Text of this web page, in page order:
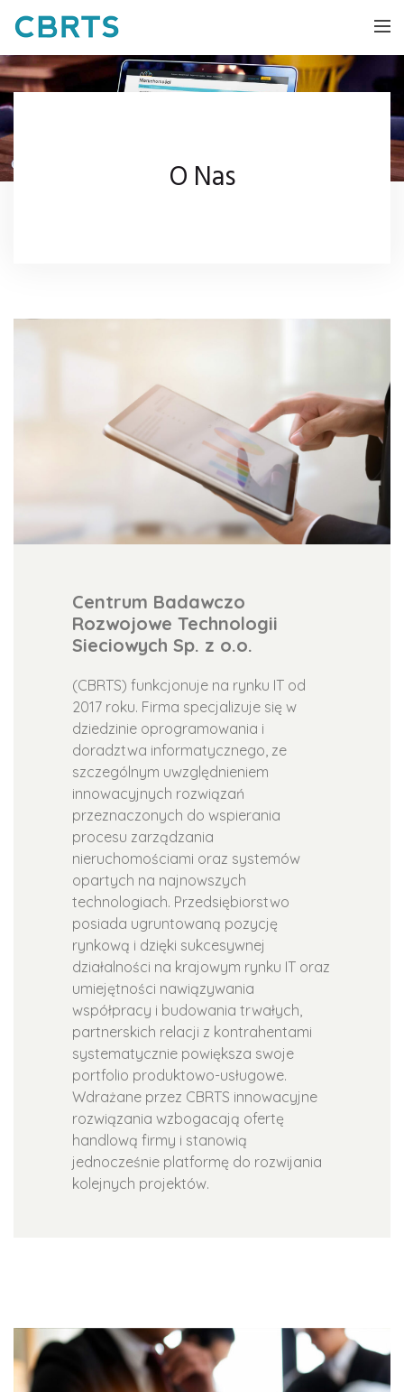
O Nas
Monitoring i lokalizacja środków trwałych
O Nas
Centrum Badawczo
Rozwojowe Technologii
Sieciowych Sp. z o.o.
(CBRTS) funkcjonuje na rynku IT od
2017 roku. Firma specjalizuje się w
dziedzinie oprogramowania i
doradztwa informatycznego, ze
szczególnym uwzględnieniem
innowacyjnych rozwiązań
przeznaczonych do wspierania
procesu zarządzania
nieruchomościami oraz systemów
opartych na najnowszych
technologiach. Przedsiębiorstwo
posiada ugruntowaną pozycję
rynkową i dzięki sukcesywnej
działalności na krajowym rynku IT oraz
umiejętności nawiązywania
współpracy i budowania trwałych,
partnerskich relacji z kontrahentami
systematycznie powiększa swoje
portfolio produktowo-usługowe.
Wdrażane przez CBRTS innowacyjne
rozwiązania wzbogacają ofertę
handlową firmy i stanowią
jednocześnie platformę do rozwijania
kolejnych projektów.